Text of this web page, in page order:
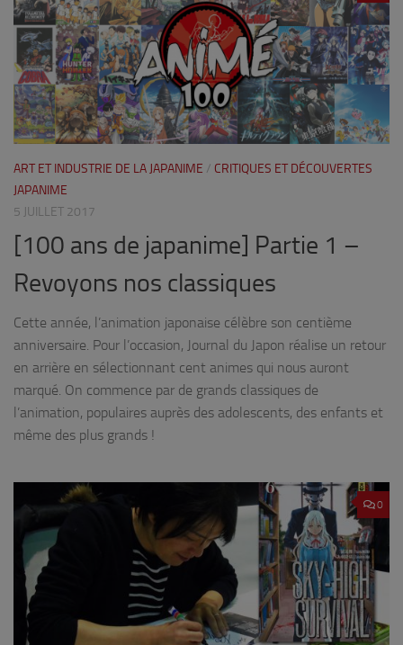
ART ET INDUSTRIE DE LA JAPANIME / CRITIQUES ET DÉCOUVERTES
JAPANIME
5 JUILLET 2017
[100 ans de japanime] Partie 1 –
Revoyons nos classiques
Cette année, l’animation japonaise célèbre son centième
anniversaire. Pour l’occasion, Journal du Japon réalise un retour
en arrière en sélectionnant cent animes qui nous auront
marqué. On commence par de grands classiques de
l’animation, populaires auprès des adolescents, des enfants et
même des plus grands !
0